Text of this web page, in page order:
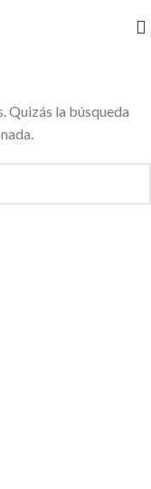
Quizás la búsqueda